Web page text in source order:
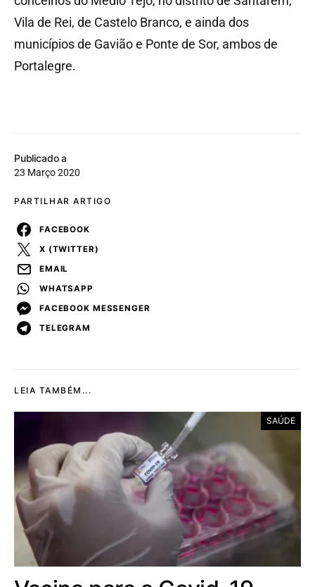
Publicado a
23 Março 2020
PARTILHAR ARTIGO
FACEBOOK
X (TWITTER)
EMAIL
WHATSAPP
FACEBOOK MESSENGER
TELEGRAM
Vila de Rei, de Castelo Branco, e ainda dos
municípios de Gavião e Ponte de Sor, ambos de
Portalegre.
LEIA TAMBÉM...
SAÚDE